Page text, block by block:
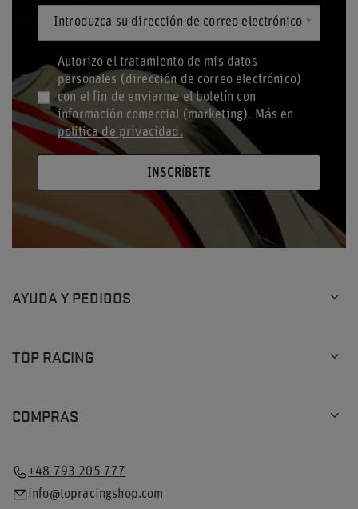
Introduzca su dirección de correo electrónico
Autorizo el tratamiento de mis datos
personales (dirección de correo electrónico)
con el fin de enviarme el boletín con
información comercial (marketing). Más en
política de privacidad.
INSCRÍBETE
AYUDA Y PEDIDOS
TOP RACING
COMPRAS
+48 793 205 777
info@topracingshop.com